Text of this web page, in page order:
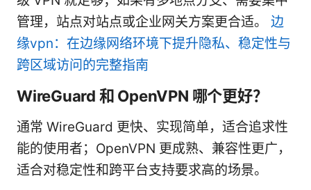
管理，站点对站点或企业网关方案更合适。 边
缘vpn：在边缘网络环境下提升隐私、稳定性与
跨区域访问的完整指南
WireGuard 和 OpenVPN 哪个更好？
通常 WireGuard 更快、实现简单，适合追求性
能的使用者；OpenVPN 更成熟、兼容性更广，
适合对稳定性和跨平台支持要求高的场景。